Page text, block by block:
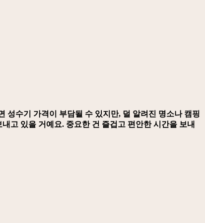
성수기 가격이 부담될 수 있지만, 덜 알려진 명소나 캠핑
고 있을 거예요. 중요한 건 즐겁고 편안한 시간을 보내